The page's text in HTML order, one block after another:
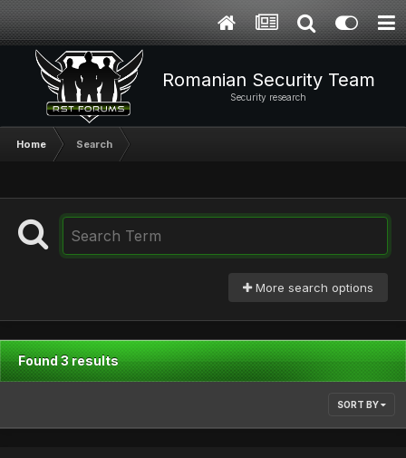
Romanian Security Team
Security research
Home Search
More search options
Found 3 results
SORT BY